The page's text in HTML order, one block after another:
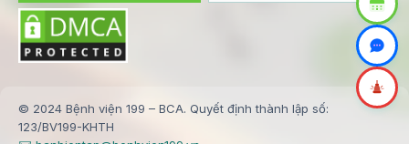
© 2024 Bệnh viện 199 – BCA. Quyết định thành lập số:
123/BV199-KHTH